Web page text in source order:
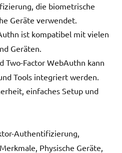
die biometrische
Geräte verwendet.
ist kompatibel mit vielen
Geräten.
Two-Factor WebAuthn kann
Tools integriert werden.
einfaches Setup und
Authentifizierung,
Physische Geräte,